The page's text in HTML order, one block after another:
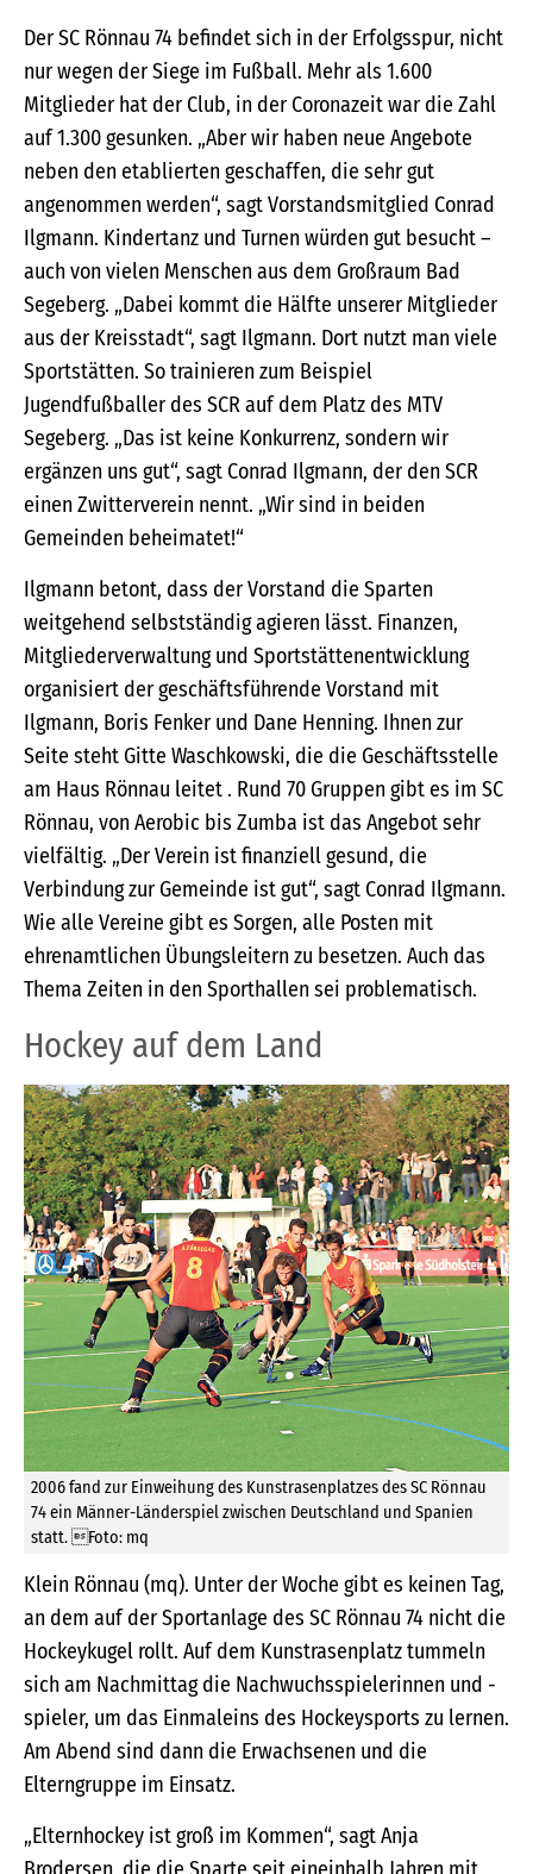
Der SC Rönnau 74 befindet sich in der Erfolgsspur, nicht
nur wegen der Siege im Fußball. Mehr als 1.600
Mitglieder hat der Club, in der Coronazeit war die Zahl
auf 1.300 gesunken. „Aber wir haben neue Angebote
neben den etablierten geschaffen, die sehr gut
angenommen werden“, sagt Vorstandsmitglied Conrad
Ilgmann. Kindertanz und Turnen würden gut besucht –
auch von vielen Menschen aus dem Großraum Bad
Segeberg. „Dabei kommt die Hälfte unserer Mitglieder
aus der Kreisstadt“, sagt Ilgmann. Dort nutzt man viele
Sportstätten. So trainieren zum Beispiel
Jugendfußballer des SCR auf dem Platz des MTV
Segeberg. „Das ist keine Konkurrenz, sondern wir
ergänzen uns gut“, sagt Conrad Ilgmann, der den SCR
einen Zwitterverein nennt. „Wir sind in beiden
Gemeinden beheimatet!“
Ilgmann betont, dass der Vorstand die Sparten
weitgehend selbstständig agieren lässt. Finanzen,
Mitgliederverwaltung und Sportstättenentwicklung
organisiert der geschäftsführende Vorstand mit
Ilgmann, Boris Fenker und Dane Henning. Ihnen zur
Seite steht Gitte Waschkowski, die die Geschäftsstelle
am Haus Rönnau leitet . Rund 70 Gruppen gibt es im SC
Rönnau, von Aerobic bis Zumba ist das Angebot sehr
vielfältig. „Der Verein ist finanziell gesund, die
Verbindung zur Gemeinde ist gut“, sagt Conrad Ilgmann.
Wie alle Vereine gibt es Sorgen, alle Posten mit
ehrenamtlichen Übungsleitern zu besetzen. Auch das
Thema Zeiten in den Sporthallen sei problematisch.
Hockey auf dem Land
2006 fand zur Einweihung des Kunstrasenplatzes des SC Rönnau
74 ein Männer-Länderspiel zwischen Deutschland und Spanien
statt. Foto: mq
Klein Rönnau (mq). Unter der Woche gibt es keinen Tag,
an dem auf der Sportanlage des SC Rönnau 74 nicht die
Hockeykugel rollt. Auf dem Kunstrasenplatz tummeln
sich am Nachmittag die Nachwuchsspielerinnen und -
spieler, um das Einmaleins des Hockeysports zu lernen.
Am Abend sind dann die Erwachsenen und die
Elterngruppe im Einsatz.
„Elternhockey ist groß im Kommen“, sagt Anja